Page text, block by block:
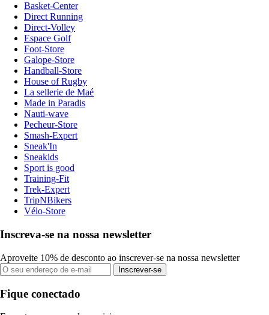
Basket-Center
Direct Running
Direct-Volley
Espace Golf
Foot-Store
Galope-Store
Handball-Store
House of Rugby
La sellerie de Maé
Made in Paradis
Nauti-wave
Pecheur-Store
Smash-Expert
Sneak'In
Sneakids
Sport is good
Training-Fit
Trek-Expert
TripNBikers
Vélo-Store
Inscreva-se na nossa newsletter
Aproveite 10% de desconto ao inscrever-se na nossa newsletter
Inscrever-se
Fique conectado